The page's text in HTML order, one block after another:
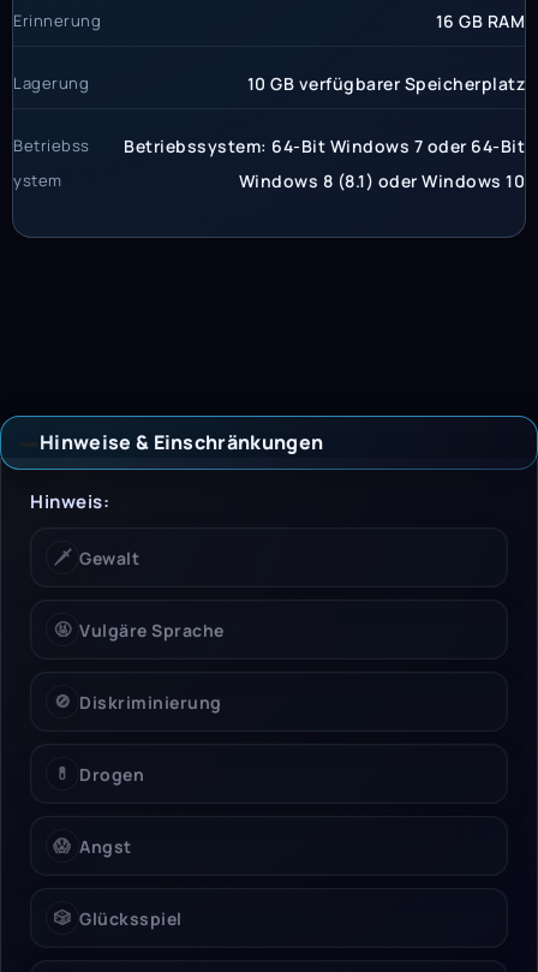
Erinnerung 16 GB RAM
Lagerung 10 GB verfügbarer Speicherplatz
Betriebss
ystem
Betriebssystem: 64-Bit Windows 7 oder 64-Bit
Windows 8 (8.1) oder Windows 10
Hinweise & Einschränkungen
Hinweise &
Hinweis:
🗡️ Gewalt
🤬 Vulgäre Sprache
🚫 Diskriminierung
💊 Drogen
😱 Angst
🎲 Glücksspiel